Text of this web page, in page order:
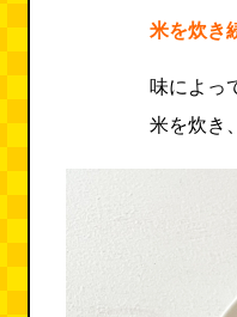
米を炊き
味によっ
米を炊き